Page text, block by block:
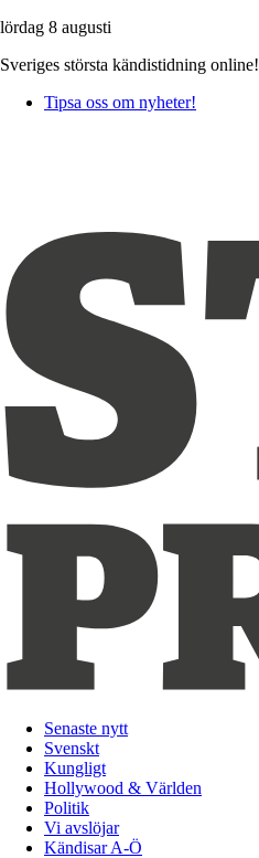
lördag 8 augusti
Sveriges största kändistidning online!
Tipsa oss om nyheter!
Senaste nytt
Svenskt
Kungligt
Hollywood & Världen
Politik
Vi avslöjar
Kändisar A-Ö